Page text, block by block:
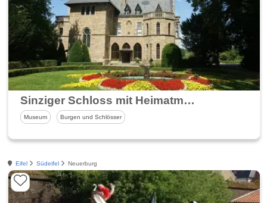
Sinziger Schloss mit Heimatmuseum und Standesamt
Museum Burgen und Schlösser
Eifel Südeifel Neuerburg